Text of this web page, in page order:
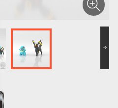
トモンスター
サンリオキャラクタ
シリーズ